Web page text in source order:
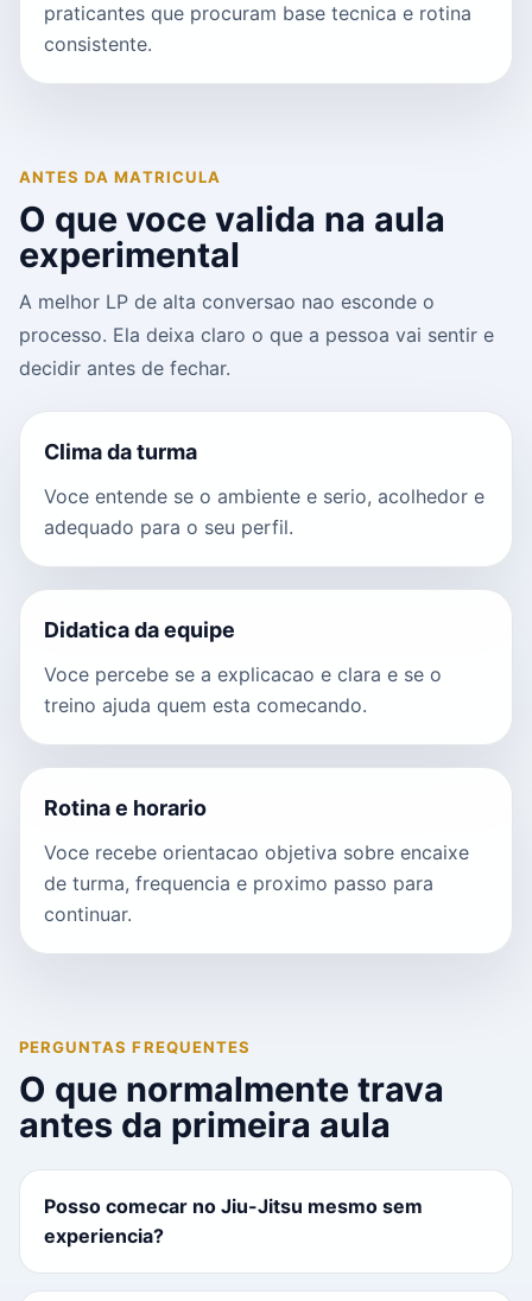
praticantes que procuram base tecnica e rotina
consistente.
ANTES DA MATRICULA
O que voce valida na aula
experimental
A melhor LP de alta conversao nao esconde o
processo. Ela deixa claro o que a pessoa vai sentir e
decidir antes de fechar.
Clima da turma
Voce entende se o ambiente e serio, acolhedor e
adequado para o seu perfil.
Didatica da equipe
Voce percebe se a explicacao e clara e se o
treino ajuda quem esta comecando.
Rotina e horario
Voce recebe orientacao objetiva sobre encaixe
de turma, frequencia e proximo passo para
continuar.
PERGUNTAS FREQUENTES
O que normalmente trava
antes da primeira aula
Posso comecar no Jiu-Jitsu mesmo sem
experiencia?